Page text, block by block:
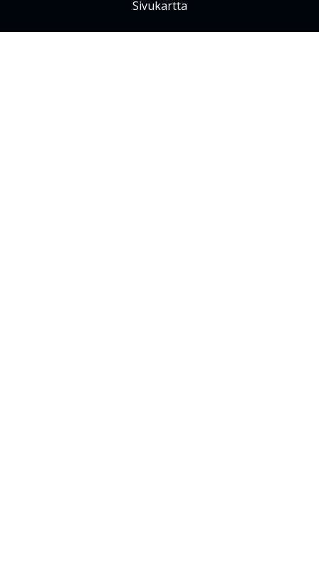
Sivukartta